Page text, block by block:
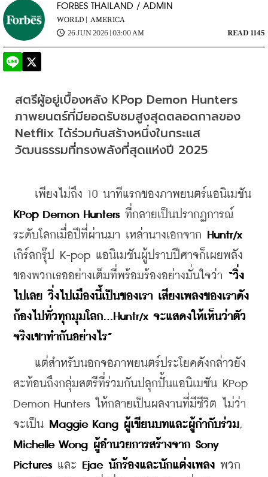
FORBES THAILAND / ADMIN
WORLD | AMERICA
26 JUN 2026 | 03:00 AM
READ 1145
สตรีผู้อยู่เบื้องหลัง KPop Demon Hunters
ภาพยนตร์ที่มียอดรับชมสูงสุดตลอดกาลของ
Netflix ได้ร่วมกันสร้างหนึ่งในกระแส
วัฒนธรรมที่ทรงพลังที่สุดแห่งปี 2025
KPop Demon Hunters ที่กลายเป็นปรากฏการณ์
ระดับโลกเมื่อปีที่ผ่านมา เหล่านางเอกจาก
Huntr/x
เกิร์ลกรุ๊ป K-pop แอนิเมชันผู้ปราบปีศาจก็เผยพลัง
ของพวกเธออย่างเต็มที่พร้อมร้องอย่างมั่นใจว่า “วิ่ง
ไปเลย วิ่งไปเมืองนี้เป็นของเรา เสียงเพลงของเราดัง
ก้องไปทั่วทุกมุมโลก...Huntr/x จะแสดงให้เห็นว่าตัว
จริงเขาทำกันอย่างไร”
แต่สำหรับนอกจอภาพยนตร์ประโยคดังกล่าวยัง
สะท้อนถึงกลุ่มสตรีที่ร่วมกันปลุกปั้นแอนิเมชัน KPop
Demon Hunters ให้กลายเป็นผลงานที่มีชีวิต ไม่ว่า
จะเป็น
Maggie Kang ผู้เขียนบทและผู้กำกับร่วม
Michelle Wong ผู้อำนวยการสร้างจาก Sony
Pictures และ Ejae นักร้องและนักแต่งเพลง พวก